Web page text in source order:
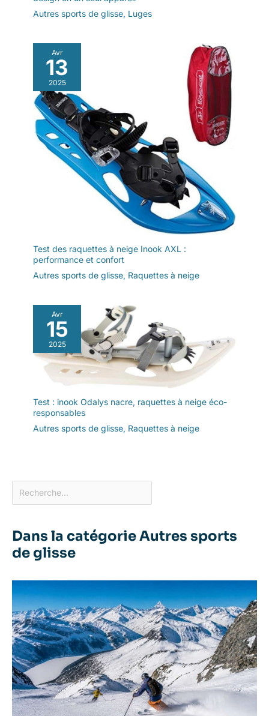
Autres sports de glisse, Luges
Avr
13
2025
Test des raquettes à neige Inook AXL :
performance et confort
Autres sports de glisse, Raquettes à neige
Avr
15
2025
Test : inook Odalys nacre, raquettes à neige éco-
responsables
Autres sports de glisse, Raquettes à neige
Dans la catégorie Autres sports
de glisse